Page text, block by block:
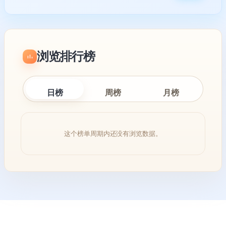
浏览排行榜
日榜 周榜 月榜
这个榜单周期内还没有浏览数据。